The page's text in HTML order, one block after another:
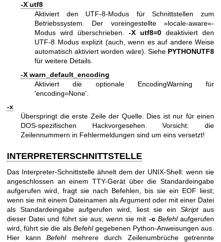
-X utf8
Aktiviert den UTF-8-Modus für Schnittstellen zum
Betriebssystem. Der voreingestellte »locale-aware«-
Modus wird überschrieben. -X utf8=0 deaktiviert den
UTF-8 Modus explizit (auch, wenn es auf andere Weise
automatisch aktiviert worden wäre). Siehe PYTHONUTF8
für weitere Details.
-X warn_default_encoding
Aktiviert die optionale EncodingWarning für
'encoding=None'.
-x
Überspringt die erste Zeile der Quelle. Dies ist nur für einen
DOS-spezifischen Hackvorgesehen. Vorsicht: die
Zeilennummern in Fehlermeldungen sind um eins versetzt!
INTERPRETERSCHNITTSTELLE
Das Interpreter-Schnittstelle ähnelt dem der UNIX-Shell: wenn sie
angeschlossen an einem TTY-Gerät über die Standardeingabe
aufgerufen wird, fragt sie nach Befehlen, bis sie ein EOF liest;
wenn sie mit einem Dateinamen als Argument oder mit einer Datei
als Standardeingabe aufgerufen wird, liest sie ein Skriptaus
dieser Datei und führt sie aus; wenn sie mit -c Befehlaufgerufen
wird, führt sie die als Befehlgegebenen Python-Anweisungen aus.
Hier kann Befehlmehrere durch Zeilenumbrüche getrennte